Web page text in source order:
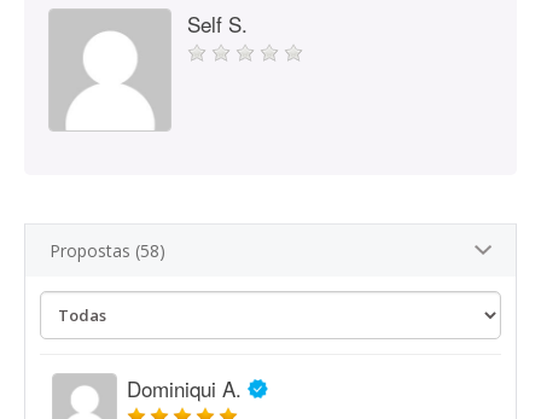
Self S.
Propostas (58)
Dominiqui A.